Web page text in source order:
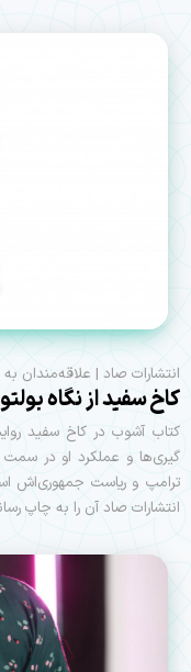
انتشارات صاد | علاقه‌مندان
کاخ سفید از نگاه
کتاب آشوب در کاخ سفید
گیری‌ها و عملکرد او در سمت
ترامپ و ریاست جمهوری‌اش
انتشارات صاد آن را به چاپ